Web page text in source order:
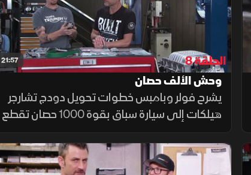
21:57
الحلقة 8
وحش الألف حصان
يشرح فولر وبامبس خطوات تحويل دودج تشارجر
هيلكات إلى سيارة سباق بقوة 1000 حصان تقطع
الربع ميل في 10 ثوانٍ. ويتناولان تعديلات
المحرك، ونظام الوقود، وتحسينات الأداء والثبات
اللازمة للتعديل.